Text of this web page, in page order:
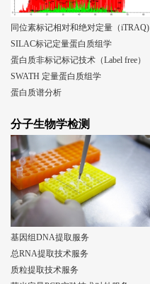
同位素标记相对和绝对定量（iTRAQ)
SILAC标记定量蛋白质组学
蛋白质非标记标记技术（Label free）
SWATH 定量蛋白质组学
蛋白质谱分析
分子生物学检测
基因组DNA提取服务
总RNA提取技术服务
质粒提取技术服务